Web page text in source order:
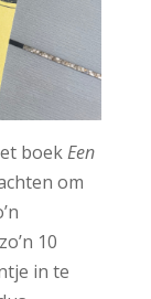
boekEen
om
10
in te